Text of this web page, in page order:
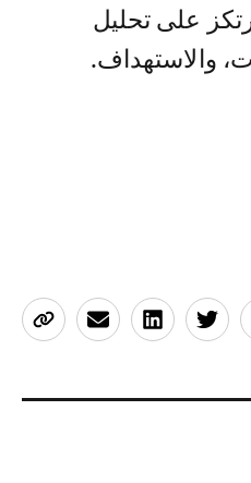
على تحليل
والاستهداف.